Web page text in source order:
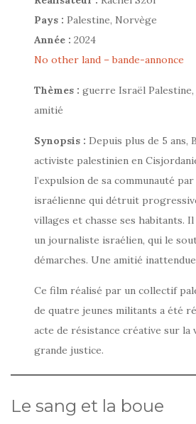
Pays : Palestine, Norvège
Année : 2024
No other land – bande-annonce
Thèmes : guerre Israël
amitié
Synopsis : Depuis plus de 5 ans,
activiste palestinien en
l’expulsion de sa communauté
israélienne qui détruit
villages et chasse ses habitants.
un journaliste israélien, qui le
démarches. Une amitié
Ce film réalisé par un collectif
de quatre jeunes militants a été
acte de résistance créative sur la
grande justice.
Le sang et la boue